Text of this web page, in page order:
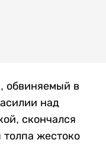
обвиняемый в
над
скончался
толпа жестоко